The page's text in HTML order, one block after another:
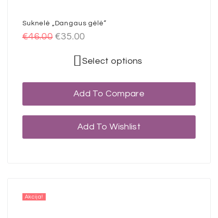
Suknelė „Dangaus gėlė”
€46.00 €35.00
Select options
Add To Compare
Add To Wishlist
Akcija!